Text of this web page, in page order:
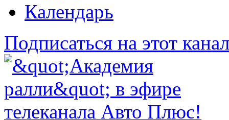
Календарь
Подписаться на этот